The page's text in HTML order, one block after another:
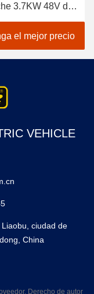
3.7KW 48V de
de Seater
del cargo
el mejor precio
VEHICLE
ciudad de
China
Derecho de autor